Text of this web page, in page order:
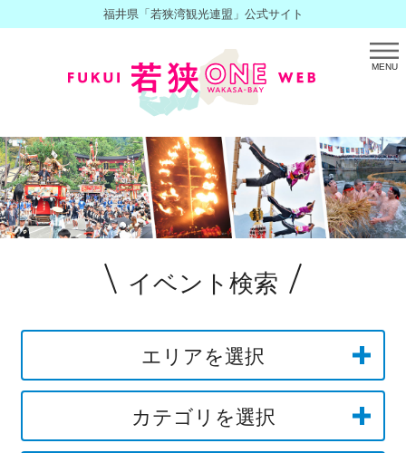
福井県「若狭湾観光連盟」公式サイト
MENU
イベント検索
エリアを選択
カテゴリを選択